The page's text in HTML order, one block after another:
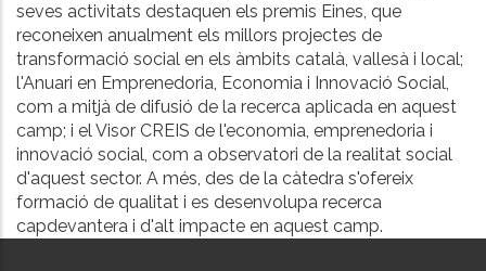
seves activitats destaquen els premis Eines, que
reconeixen anualment els millors projectes de
transformació social en els àmbits català, vallesà i local;
l'Anuari en Emprenedoria, Economia i Innovació Social,
com a mitjà de difusió de la recerca aplicada en aquest
camp; i el Visor CREIS de l'economia, emprenedoria i
innovació social, com a observatori de la realitat social
d'aquest sector. A més, des de la càtedra s'ofereix
formació de qualitat i es desenvolupa recerca
capdevantera i d'alt impacte en aquest camp.